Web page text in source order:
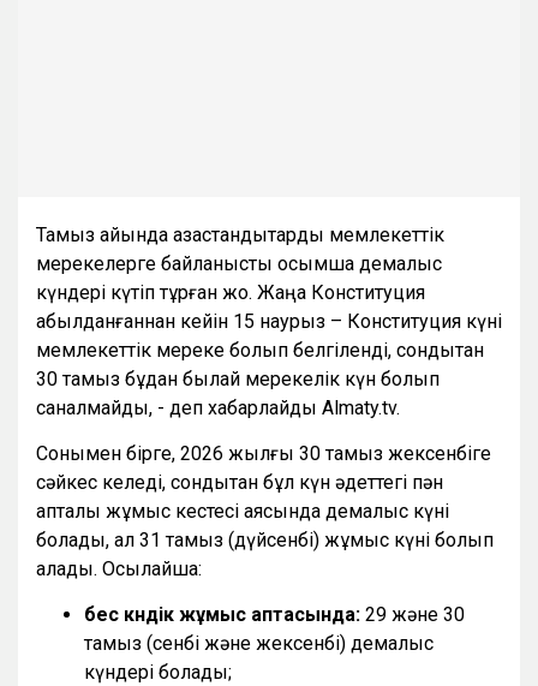
Тамыз айында қазақстандықтарды мемлекеттік
мерекелерге байланысты қосымша демалыс
күндері күтіп тұрған жоқ. Жаңа Конституция
қабылданғаннан кейін 15 наурыз – Конституция күні
мемлекеттік мереке болып белгіленді, сондықтан
30 тамыз бұдан былай мерекелік күн болып
саналмайды, - деп хабарлайды Almaty.tv.
Сонымен бірге, 2026 жылғы 30 тамыз жексенбіге
сәйкес келеді, сондықтан бұл күн әдеттегі пән
апталық жұмыс кестесі аясында демалыс күні
болады, ал 31 тамыз (дүйсенбі) жұмыс күні болып
қалады. Осылайша:
бес күндік жұмыс аптасында: 29 және 30
тамыз (сенбі және жексенбі) демалыс
күндері болады;